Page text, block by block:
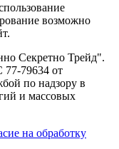
возможно
Секретно Трейд".
79634 от
по надзору в
и массовых
на обработку